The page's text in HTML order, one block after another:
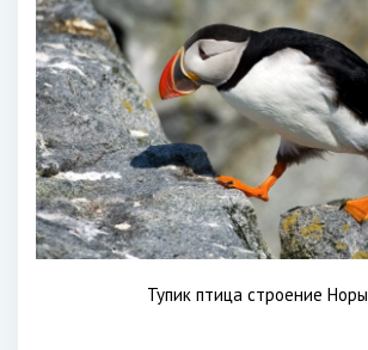
Тупик птица строение Норы